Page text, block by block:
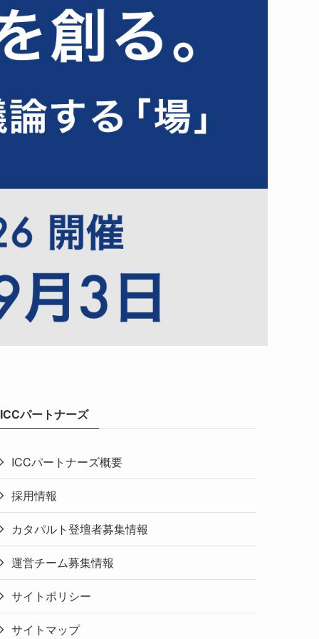
ICCパートナーズ
ICCパートナーズ概要
採用情報
カタパルト登壇者募集情報
運営チーム募集情報
サイトポリシー
サイトマップ